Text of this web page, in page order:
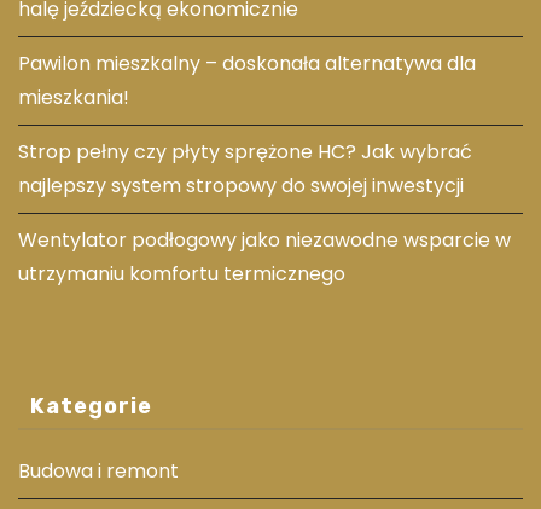
halę jeździecką ekonomicznie
Pawilon mieszkalny – doskonała alternatywa dla
mieszkania!
Strop pełny czy płyty sprężone HC? Jak wybrać
najlepszy system stropowy do swojej inwestycji
Wentylator podłogowy jako niezawodne wsparcie w
utrzymaniu komfortu termicznego
Kategorie
Budowa i remont